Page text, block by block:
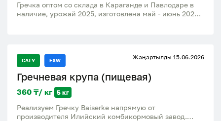
Гречка оптом со склада в Караганде и Павлодаре в
наличие, урожай 2025, изготовлена май - июнь 2026г,
САТУ EXW Жаңартылды 15.06.2026
Гречневая крупа (пищевая)
360 ₸/ кг 5 кг
Реализуем Гречку Baiserke напрямую от
производителя Илийский комбикормовый завод.